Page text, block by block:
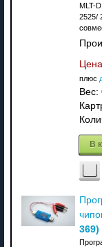
MLT-
2525/
плюс
Вес:
В
369)